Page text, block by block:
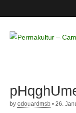
–
by edouardmsb • 26.